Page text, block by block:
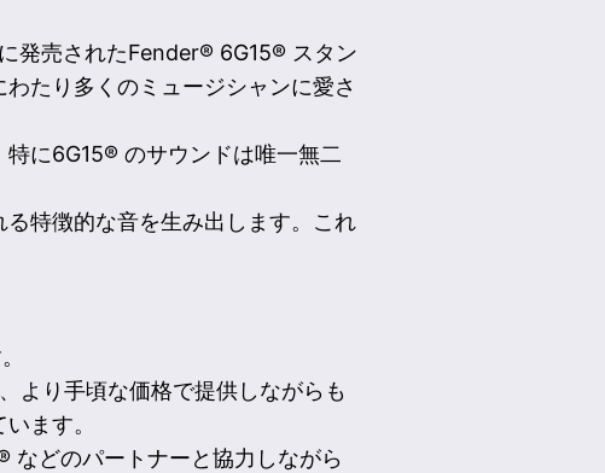
発売されたFender® 6G15® スタン
たり多くのミュージシャンに愛さ
に6G15® のサウンドは唯一無二
特徴的な音を生み出します。これ
より手頃な価格で提供しながらも
ます。
どのパートナーと協力しながら